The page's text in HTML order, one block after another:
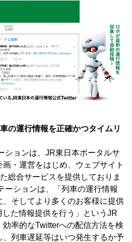
の運行情報を正確かつタイムリ
ョンは、JR東日本ポータルサ
・運営をはじめ、ウェブサイト
総合サービスを提供しておりま
ーションは、「列車の運行情報
、そしてより多くのお客様に提供
た情報提供を行う」というJR
率的なTwitterへの配信方法を検
列車遅延等はいつ発生するか予